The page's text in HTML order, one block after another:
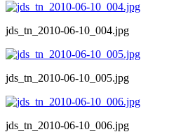
jds_tn_2010-06-10_004.jpg
jds_tn_2010-06-10_005.jpg
jds_tn_2010-06-10_006.jpg